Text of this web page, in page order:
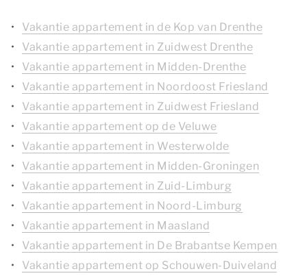
Vakantie appartement in de Kop van Drenthe
Vakantie appartement in Zuidwest Drenthe
Vakantie appartement in Midden-Drenthe
Vakantie appartement in Noordoost Friesland
Vakantie appartement in Zuidwest Friesland
Vakantie appartement op de Veluwe
Vakantie appartement in Westerwolde
Vakantie appartement in Midden-Groningen
Vakantie appartement in Zuid-Limburg
Vakantie appartement in Noord-Limburg
Vakantie appartement in Maasland
Vakantie appartement in De Brabantse Kempen
Vakantie appartement op Schouwen-Duiveland